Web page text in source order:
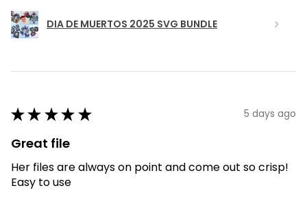
DIA DE MUERTOS 2025 SVG BUNDLE
★ ★ ★ ★ ★ 5 days ago
Great file
Her files are always on point and come out so crisp!
Easy to use